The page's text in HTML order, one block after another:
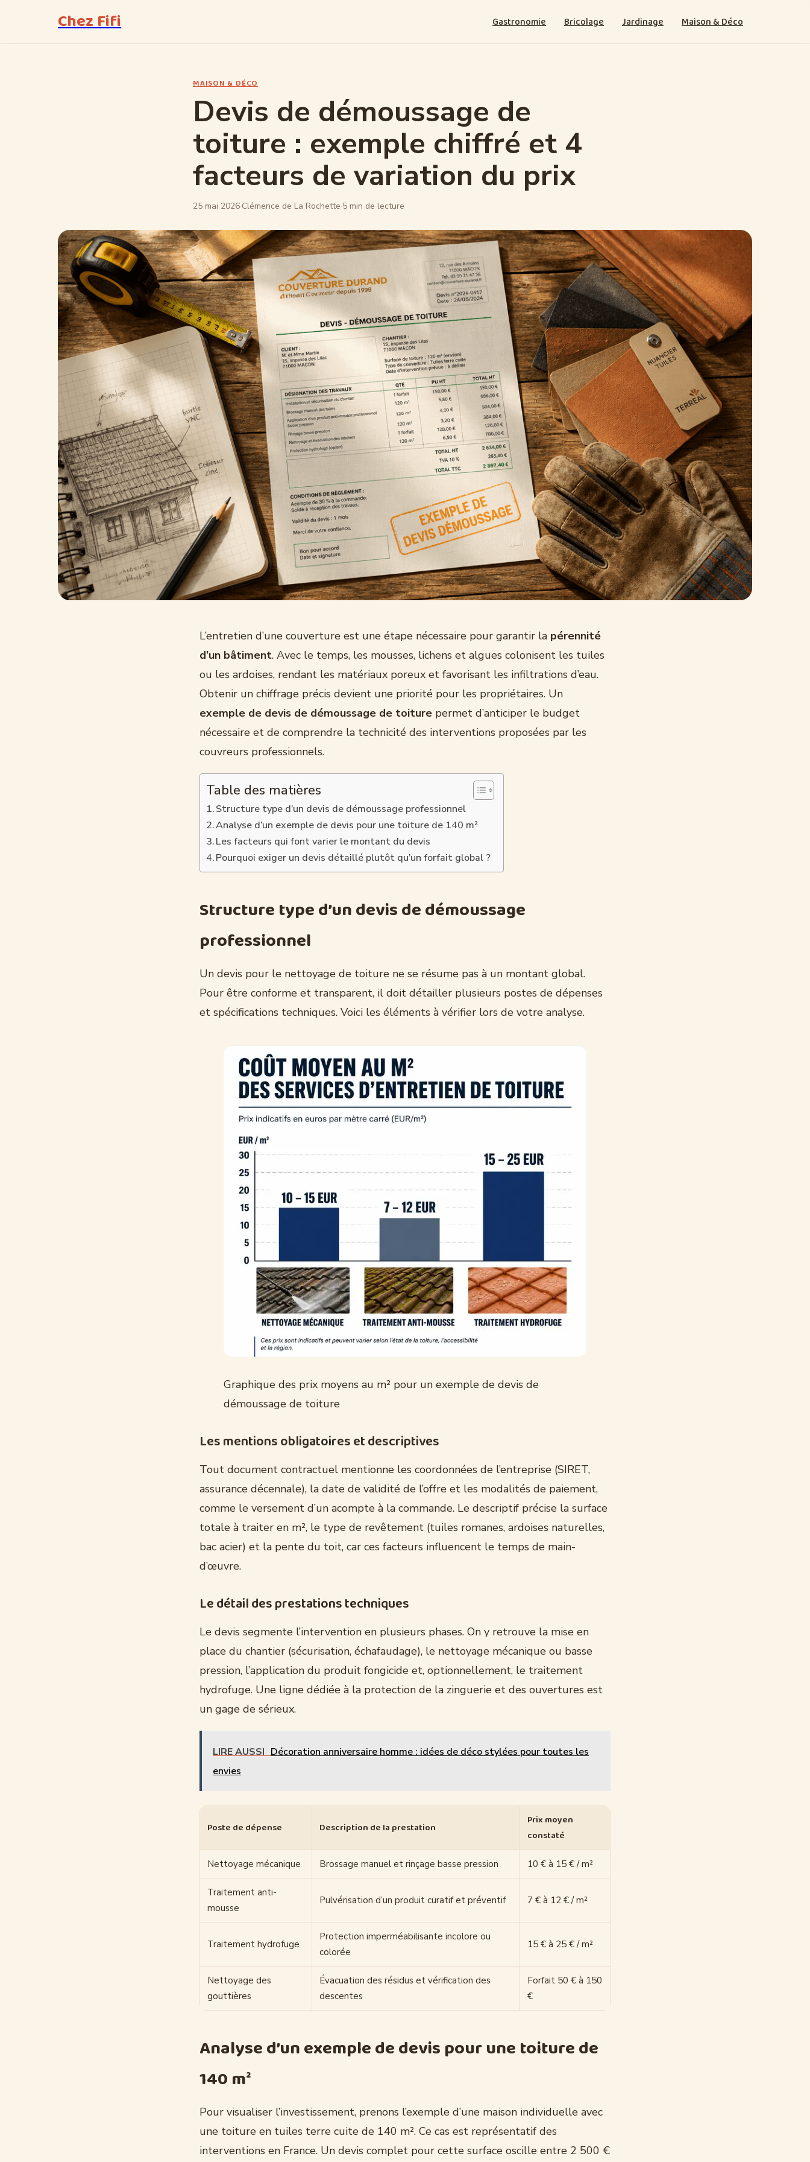
Chez Fifi Gastronomie Bricolage Jardinage Maison & Déco
MAISON & DÉCO
Devis de démoussage de
toiture : exemple chiffré et 4
facteurs de variation du prix
25 mai 2026·Clémence de La Rochette·5 min de lecture
L’entretien d’une couverture est une étape nécessaire pour garantir la pérennité
d’un bâtiment. Avec le temps, les mousses, lichens et algues colonisent les tuiles
ou les ardoises, rendant les matériaux poreux et favorisant les infiltrations d’eau.
Obtenir un chiffrage précis devient une priorité pour les propriétaires. Un
exemple de devis de démoussage de toiture permet d’anticiper le budget
nécessaire et de comprendre la technicité des interventions proposées par les
couvreurs professionnels.
Table des matières
Structure type d’un devis de démoussage professionnel
Analyse d’un exemple de devis pour une toiture de 140 m²
Les facteurs qui font varier le montant du devis
Pourquoi exiger un devis détaillé plutôt qu’un forfait global ?
Structure type d’un devis de démoussage
professionnel
Un devis pour le nettoyage de toiture ne se résume pas à un montant global.
Pour être conforme et transparent, il doit détailler plusieurs postes de dépenses
et spécifications techniques. Voici les éléments à vérifier lors de votre analyse.
Graphique des prix moyens au m² pour un exemple de devis de
démoussage de toiture
Les mentions obligatoires et descriptives
Tout document contractuel mentionne les coordonnées de l’entreprise (SIRET,
assurance décennale), la date de validité de l’offre et les modalités de paiement,
comme le versement d’un acompte à la commande. Le descriptif précise la surface
totale à traiter en m², le type de revêtement (tuiles romanes, ardoises naturelles,
bac acier) et la pente du toit, car ces facteurs influencent le temps de main-
d’œuvre.
Le détail des prestations techniques
Le devis segmente l’intervention en plusieurs phases. On y retrouve la mise en
place du chantier (sécurisation, échafaudage), le nettoyage mécanique ou basse
pression, l’application du produit fongicide et, optionnellement, le traitement
hydrofuge. Une ligne dédiée à la protection de la zinguerie et des ouvertures est
un gage de sérieux.
LIRE AUSSI Décoration anniversaire homme : idées de déco stylées pour toutes les
envies
Poste de dépense Description de la prestation
Prix moyen
constaté
Nettoyage mécanique Brossage manuel et rinçage basse pression 10 € à 15 € / m²
Traitement anti-
mousse
Pulvérisation d’un produit curatif et préventif 7 € à 12 € / m²
Traitement hydrofuge
Protection imperméabilisante incolore ou
colorée
15 € à 25 € / m²
Nettoyage des
gouttières
Évacuation des résidus et vérification des
descentes
Forfait 50 € à 150
€
Analyse d’un exemple de devis pour une toiture de
140 m²
Pour visualiser l’investissement, prenons l’exemple d’une maison individuelle avec
une toiture en tuiles terre cuite de 140 m². Ce cas est représentatif des
interventions en France. Un devis complet pour cette surface oscille entre 2 500 €